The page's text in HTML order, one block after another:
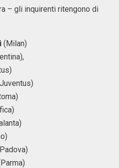
– gli inquirenti ritengono di
(Milan)